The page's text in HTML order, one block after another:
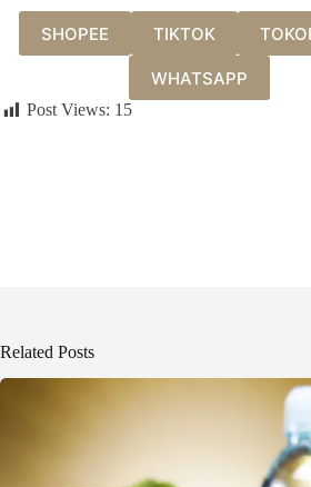
SHOPEE TIKTOK
WHATSAPP
Post Views: 15
Related Posts